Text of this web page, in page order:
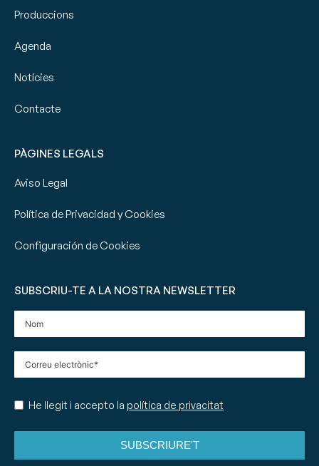
Produccions
Agenda
Notícies
Contacte
PÀGINES LEGALS
Aviso Legal
Política de Privacidad y Cookies
Configuración de Cookies
SUBSCRIU-TE A LA NOSTRA NEWSLETTER
He llegit i accepto la política de privacitat
SUBSCRIURE'T